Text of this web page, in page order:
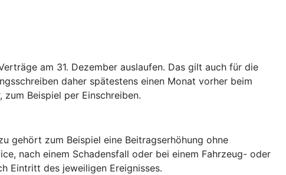
am 31. Dezember auslaufen. Das gilt auch für die
daher spätestens einen Monat vorher beim
Beispiel per Einschreiben.
gehört zum Beispiel eine Beitragserhöhung ohne
nach einem Schadensfall oder bei einem Fahrzeug- oder
Eintritt des jeweiligen Ereignisses.